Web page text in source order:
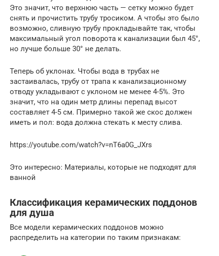
Это значит, что верхнюю часть — сетку можно будет
снять и прочистить трубу тросиком. А чтобы это было
возможно, сливную трубу прокладывайте так, чтобы
максимальный угол поворота к канализации был 45°,
но лучше больше 30° не делать.
Теперь об уклонах. Чтобы вода в трубах не
застаивалась, трубу от трапа к канализационному
отводу укладывают с уклоном не менее 4-5%. Это
значит, что на один метр длины перепад высот
составляет 4-5 см. Примерно такой же скос должен
иметь и пол: вода должна стекать к месту слива.
https://youtube.com/watch?v=nT6a0G_JXrs
Это интересно: Материалы, которые не подходят для
ванной
Классификация керамических поддонов
для душа
Все модели керамических поддонов можно
распределить на категории по таким признакам: